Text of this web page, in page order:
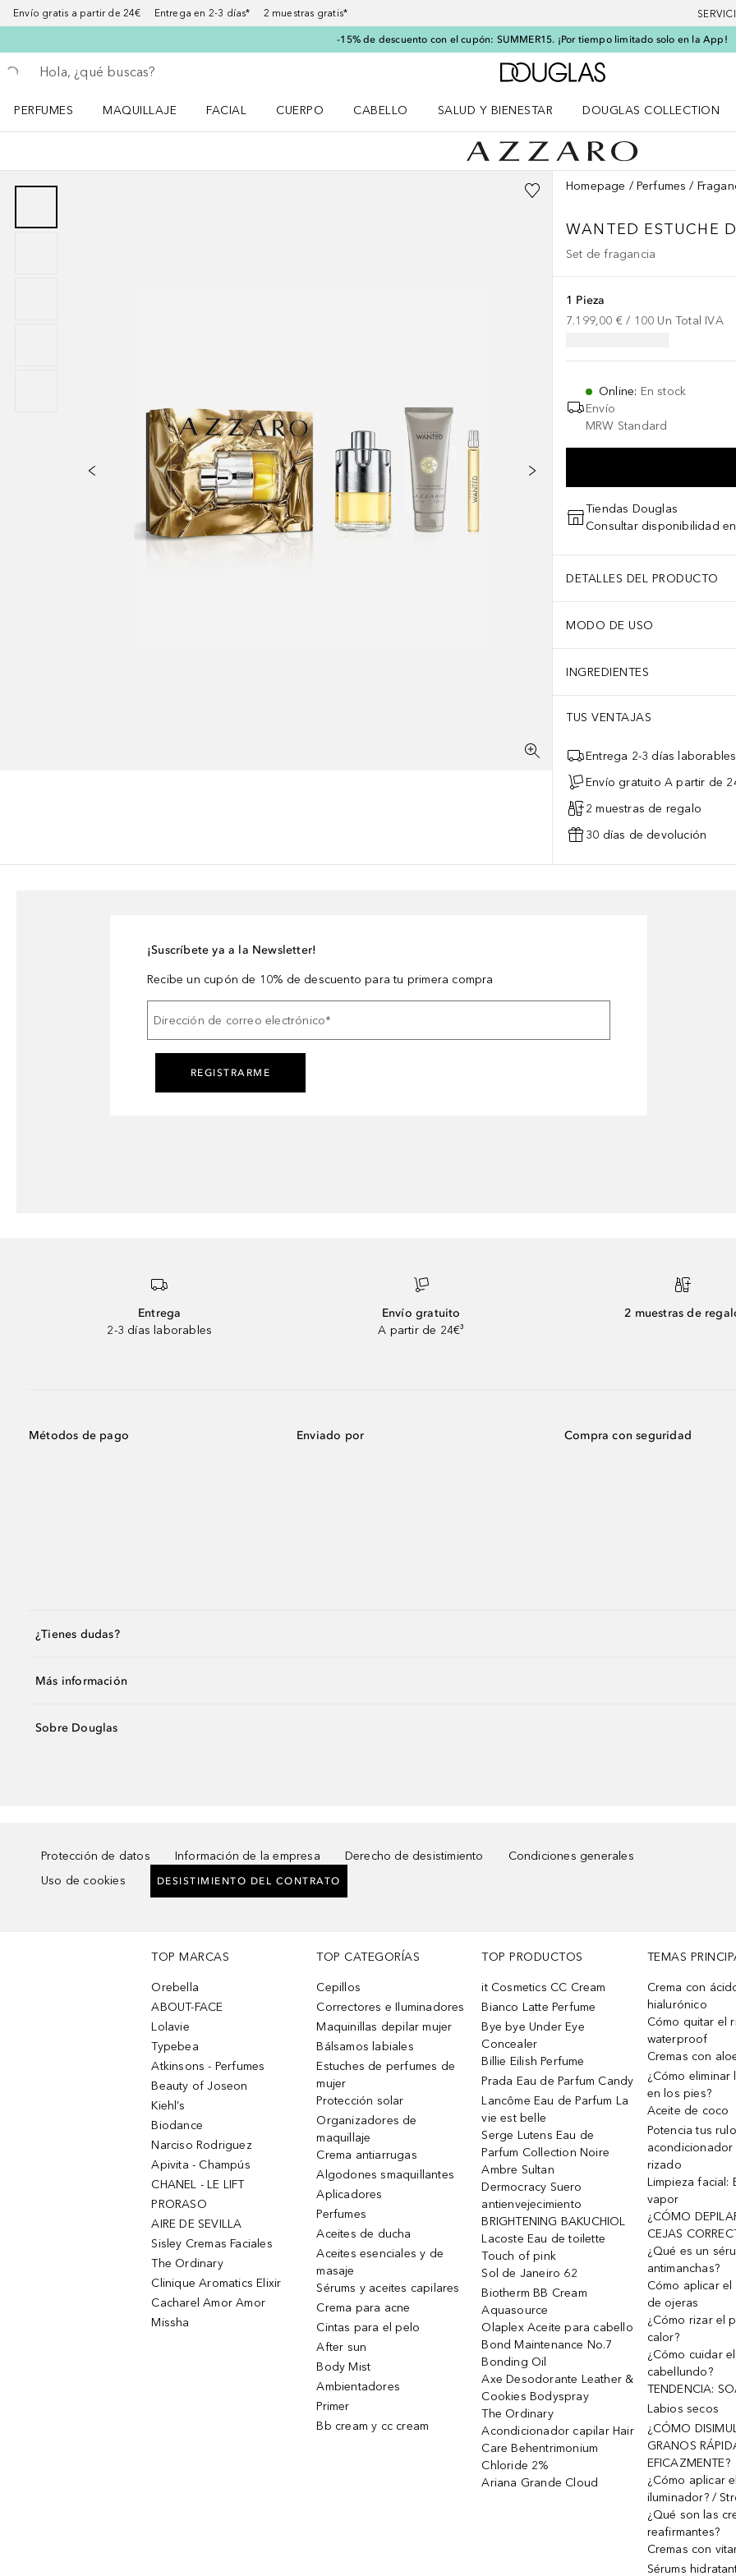
Envío gratis a partir de 24€ Entrega en 2-3 días* 2 muestras gratis*
-15% de descuento con el cupón: SUMMER15. ¡Por tiempo limitado solo en la App!
Regresar
Ejecutar búsqueda
A Douglas Home
PERFUMES
MAQUILLAJE
FACIAL
CUERPO
CABELLO
SALUD Y BIENESTAR
DOUGLAS COLLECTION
Homepage Perfumes
WANTED ESTUCHE
Set de fragancia
1 Pieza
7.199,00 € / 100 Un Total IVA
Online: En stock
Envío
MRW Standard
Tiendas Douglas
Consultar disponibilidad
DETALLES DEL PRODUCTO
MODO DE USO
INGREDIENTES
TUS VENTAJAS
Entrega 2-3 días laborables
Envío gratuito A partir de
2 muestras de regalo
30 días de devolución
¡Suscríbete ya a la Newsletter!
Recibe un cupón de 10% de descuento para tu primera compra
Dirección de correo electrónico*
REGISTRARME
Entrega
2-3 días laborables
Envío gratuito
A partir de 24€³
2 muestras de
Métodos de pago Enviado por Compra con seguridad
¿Tienes dudas?
Más información
Sobre Douglas
Protección de datos Información de la empresa Derecho de desistimiento
Condiciones generales
Uso de cookies
DESISTIMIENTO DEL CONTRATO
TOP MARCAS
Orebella
ABOUT-FACE
Lolavie
Typebea
Atkinsons - Perfumes
Beauty of Joseon
Kiehl’s
Biodance
Narciso Rodriguez
Apivita - Champús
CHANEL - LE LIFT
PRORASO
AIRE DE SEVILLA
Sisley Cremas Faciales
The Ordinary
Clinique Aromatics Elixir
Cacharel Amor Amor
Missha
TOP CATEGORÍAS
Cepillos
Correctores e Iluminadores
Maquinillas depilar mujer
Bálsamos labiales
Estuches de perfumes de
mujer
Protección solar
Organizadores de
maquillaje
Crema antiarrugas
Algodones smaquillantes
Aplicadores
Perfumes
Aceites de ducha
Aceites esenciales y de
masaje
Sérums y aceites capilares
Crema para acne
Cintas para el pelo
After sun
Body Mist
Ambientadores
Primer
Bb cream y cc cream
TOP PRODUCTOS
it Cosmetics CC Cream
Bianco Latte Perfume
Bye bye Under Eye
Concealer
Billie Eilish Perfume
Prada Eau de Parfum Candy
Lancôme Eau de Parfum La
vie est belle
Serge Lutens Eau de
Parfum Collection Noire
Ambre Sultan
Dermocracy Suero
antienvejecimiento
BRIGHTENING BAKUCHIOL
Lacoste Eau de toilette
Touch of pink
Sol de Janeiro 62
Biotherm BB Cream
Aquasource
Olaplex Aceite para cabello
Bond Maintenance No.7
Bonding Oil
Axe Desodorante Leather &
Cookies Bodyspray
The Ordinary
Acondicionador capilar Hair
Care Behentrimonium
Chloride 2%
Ariana Grande Cloud
TEMAS
Crema con
hialurónico
Cómo quitar el
waterproof
Cremas con
¿Cómo eliminar
en los pies?
Aceite de coco
Potencia tus
rizado
Limpieza facial:
vapor
¿CÓMO
CEJAS
¿Qué es un
antimanchas?
Cómo aplicar
de ojeras
¿Cómo rizar el
calor?
¿Cómo cuidar
cabellundo?
TENDENCIA:
Labios secos
¿CÓMO
GRANOS
EFICAZMENTE?
¿Cómo aplicar el
iluminador? /
¿Qué son las
reafirmantes?
Cremas con
Sérums